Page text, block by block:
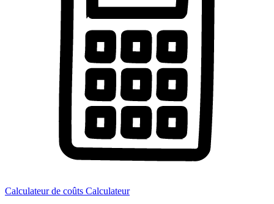
Calculateur de coûts Calculateur